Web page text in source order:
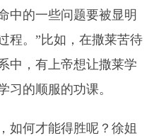
中的一些问题要被显明
程。”比如，在撒莱苦待
中，有上帝想让撒莱学
习的顺服的功课。
如何才能得胜呢？徐姐